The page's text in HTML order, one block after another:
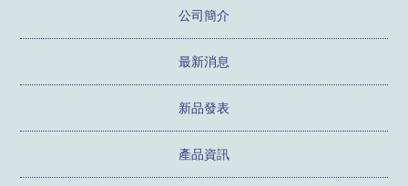
公司簡介
最新消息
新品發表
產品資訊